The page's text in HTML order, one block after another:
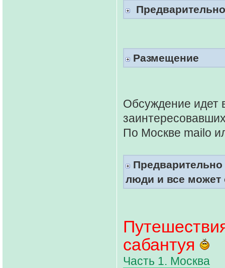
Размещение
Обсуждение идет
По Москве mailo
люди и все может
сабантуя
Часть 1. Москва